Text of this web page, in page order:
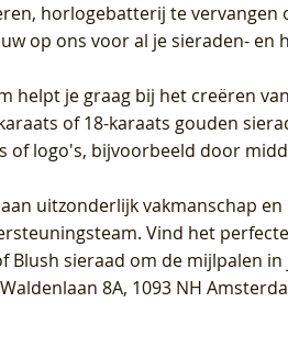
horlogebatterij te
op ons voor al je sieraden-
helpt je graag bij het creëren
of 18-karaats gouden
of logo's, bijvoorbeeld door
uitzonderlijk vakmanschap
Vind het
sieraad om de mijlpalen
8A, 1093 NH